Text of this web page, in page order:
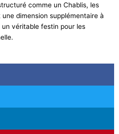
comme un Chablis, les
dimension supplémentaire à
véritable festin pour les